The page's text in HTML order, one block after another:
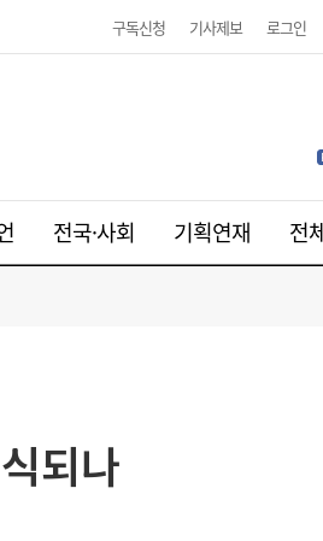
구독신청 기사제보 로그인
전국·사회 기획연재 전
되나율 정청래 역전